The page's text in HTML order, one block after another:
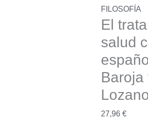
FILOSOFÍA
El
salud
Baroja
27,96 €